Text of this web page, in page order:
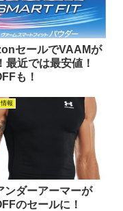
セールでVAAMが
最近では最安値！
も！
報
ンダーアーマーが
のセールに！